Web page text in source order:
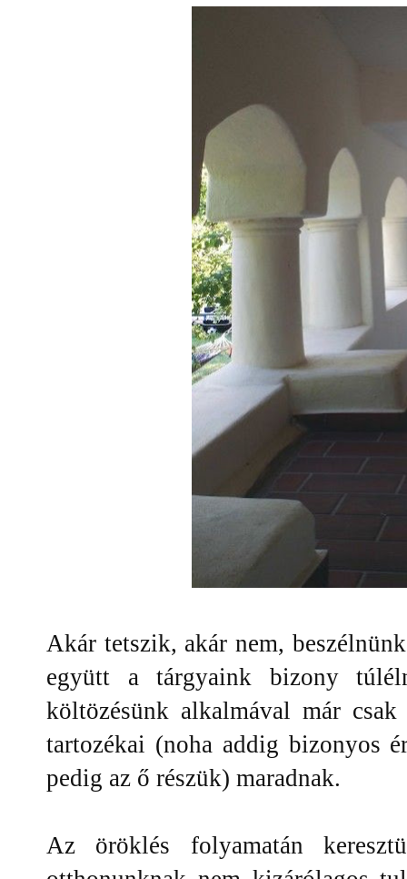
Akár tetszik, akár nem,
együtt a tárgyaink bizony
költözésünk alkalmával már
tartozékai (noha addig bizonyos
pedig az ő részük) maradnak.
Az öröklés folyamatán